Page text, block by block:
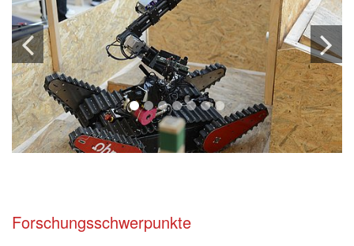
1 2 3 4 5 6 7
Forschungsschwerpunkte